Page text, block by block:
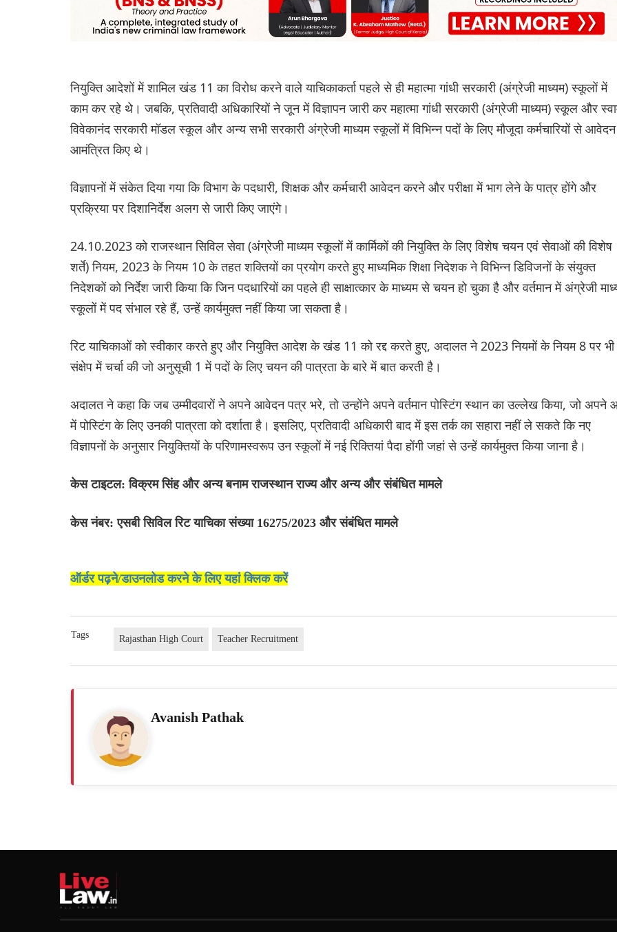
नियुक्ति आदेशों में शामिल खंड 11 का विरोध करने वाले याचिकाकर्ता पहले से ही महात्मा गांधी सरकारी (अंग्रेजी माध्यम) स्कूलों में
काम कर रहे थे। जबकि, प्रतिवादी अधिकारियों ने जून में विज्ञापन जारी कर महात्मा गांधी सरकारी (अंग्रेजी माध्यम) स्कूल और
विवेकानंद सरकारी मॉडल स्कूल और अन्य सभी सरकारी अंग्रेजी माध्यम स्कूलों में विभिन्न पदों के लिए मौजूदा कर्मचारियों से आवेदन
आमंत्रित किए थे।
विज्ञापनों में संकेत दिया गया कि विभाग के पदधारी, शिक्षक और कर्मचारी आवेदन करने और परीक्षा में भाग लेने के पात्र होंगे और
प्रक्रिया पर दिशानिर्देश अलग से जारी किए जाएंगे।
24.10.2023 को राजस्थान सिविल सेवा (अंग्रेजी माध्यम स्कूलों में कार्मिकों की नियुक्ति के लिए विशेष चयन एवं सेवाओं की विशेष
शर्ते) नियम, 2023 के नियम 10 के तहत शक्तियों का प्रयोग करते हुए माध्यमिक शिक्षा निदेशक ने विभिन्न ‌‌डिविजनों के संयुक्त
निदेशकों को निर्देश जारी किया कि जिन पदधारियों का पहले ही साक्षात्कार के माध्यम से चयन हो चुका है और वर्तमान में अंग्रेजी
स्कूलों में पद संभाल रहे हैं, उन्हें कार्यमुक्त नहीं किया जा सकता है।
रिट याचिकाओं को स्वीकार करते हुए और नियुक्ति आदेश के खंड 11 को रद्द करते हुए, अदालत ने 2023 नियमों के नियम 8 पर भी
संक्षेप में चर्चा की जो अनुसूची 1 में पदों के लिए चयन की पात्रता के बारे में बात करती है।
अदालत ने कहा कि जब उम्मीदवारों ने अपने आवेदन पत्र भरे, तो उन्होंने अपने वर्तमान पोस्टिंग स्थान का उल्लेख किया, जो अपने
में पोस्टिंग के लिए उनकी पात्रता को दर्शाता है। इसलिए, प्रतिवादी अधिकारी बाद में इस तर्क का सहारा नहीं ले सकते कि नए
विज्ञापनों के अनुसार नियुक्तियों के परिणामस्वरूप उन स्कूलों में नई रिक्तियां पैदा होंगी जहां से उन्हें कार्यमुक्त किया जाना है।
केस टाइटल: विक्रम सिंह और अन्य बनाम राजस्थान राज्य और अन्य और संबंधित मामले
केस नंबर: एसबी सिविल रिट याचिका संख्या 16275/2023 और संबंधित मामले
ऑर्डर पढ़ने/डाउनलोड करने के लिए यहां क्लिक करें
Tags Rajasthan High Court Teacher Recruitment
Avanish Pathak